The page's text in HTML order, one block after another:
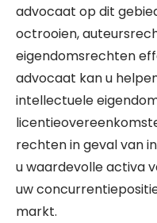
advocaat op dit
octrooien,
eigendomsrechten
advocaat kan u
intellectuele
rechten in geval van
u waardevolle activa
uw
markt.